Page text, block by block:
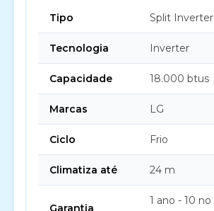
Tipo Split Inverter
Tecnologia Inverter
Capacidade 18.000 btus
Marcas LG
Ciclo Frio
Climatiza até 24 m
Garantia
1 ano - 10 no